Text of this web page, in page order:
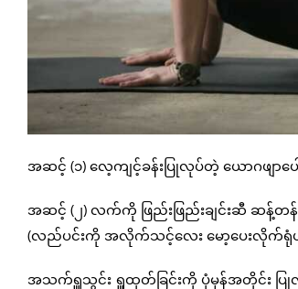
အဆင့် (၁) လေ့ကျင့်ခန်းပြုလုပ်တဲ့ ယောဂဖျာပေါ်
အဆင့် (၂) လက်ကို ဖြည်းဖြည်းချင်းဆီ ဆန့်တန်
(လည်ပင်းကို အလိုက်သင့်လေး မော့ပေးလိုက်ရုံပ
အသက်ရှူသွင်း ရှူထုတ်ခြင်းကို ပုံမှန်အတိုင်း ပြုလု